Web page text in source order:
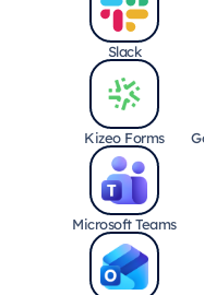
Slack
Kizeo Forms
Microsoft Teams